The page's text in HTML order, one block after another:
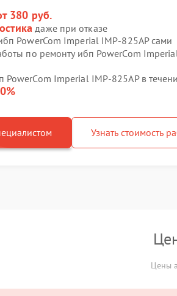
380 руб.
даже при отказе
PowerCom Imperial IMP-825AP сами
по ремонту ибп PowerCom
Imperial IMP-825AP в
Узнать стоимость
Цены